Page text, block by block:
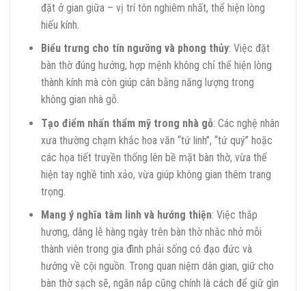
đặt ở gian giữa – vị trí tôn nghiêm nhất, thể hiện lòng
hiếu kính.
Biểu trưng cho tín ngưỡng và phong thủy: Việc đặt
bàn thờ đúng hướng, hợp mệnh không chỉ thể hiện lòng
thành kính mà còn giúp cân bằng năng lượng trong
không gian nhà gỗ.
Tạo điểm nhấn thẩm mỹ trong nhà gỗ: Các nghệ nhân
xưa thường chạm khắc hoa văn “tứ linh”, “tứ quý” hoặc
các họa tiết truyền thống lên bề mặt bàn thờ, vừa thể
hiện tay nghề tinh xảo, vừa giúp không gian thêm trang
trọng.
Mang ý nghĩa tâm linh và hướng thiện: Việc thắp
hương, dâng lễ hàng ngày trên bàn thờ nhắc nhở mỗi
thành viên trong gia đình phải sống có đạo đức và
hướng về cội nguồn. Trong quan niệm dân gian, giữ cho
bàn thờ sạch sẽ, ngăn nắp cũng chính là cách để giữ gìn